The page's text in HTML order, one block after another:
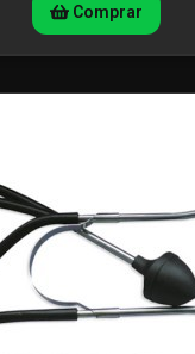
Comprar